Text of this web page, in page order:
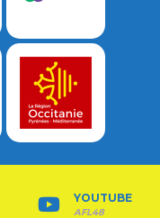
YOUTUBE
AFL48